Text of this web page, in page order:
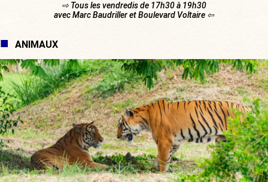
⇨ Tous les vendredis de 17h30 à 19h30
avec Marc Baudriller et Boulevard Voltaire ⇦
ANIMAUX